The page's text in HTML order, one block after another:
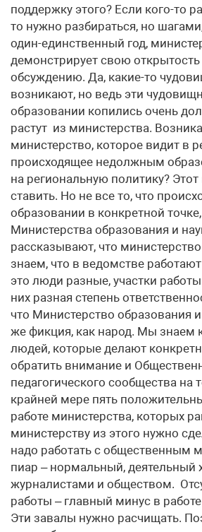
поддержку этого? Если кого-то
то нужно разбираться, но
один-единственный год,
демонстрирует свою открытость
обсуждению. Да, какие-то
возникают, но ведь эти
образовании копились очень
растут из министерства.
министерство, которое видит в
происходящее недолжным
на региональную политику?
ставить. Но не все то, что
образовании в конкретной
Министерства образования и
рассказывают, что
знаем, что в ведомстве
это люди разные, участки
них разная степень
что Министерство образования
же фикция, как народ. Мы знаем
людей, которые делают
обратить внимание и
педагогического сообщества на
крайней мере пять
работе министерства, которых
министерству из этого нужно
надо работать с общественным
пиар – нормальный, деятельный
журналистами и обществом.
работы – главный минус в
Эти завалы нужно расчищать.